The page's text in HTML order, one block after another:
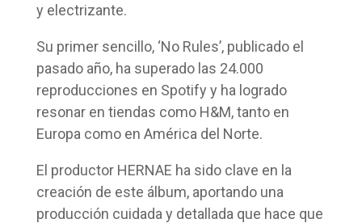
y electrizante.
Su primer sencillo, ‘No Rules’, publicado el
pasado año, ha superado las 24.000
reproducciones en Spotify y ha logrado
resonar en tiendas como H&M, tanto en
Europa como en América del Norte.
El productor HERNAE ha sido clave en la
creación de este álbum, aportando una
producción cuidada y detallada que hace que